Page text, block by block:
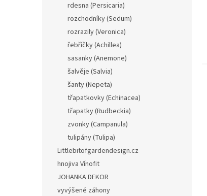
rdesna (Persicaria)
rozchodníky (Sedum)
rozrazily (Veronica)
řebříčky (Achillea)
sasanky (Anemone)
šalvěje (Salvia)
šanty (Nepeta)
třapatkovky (Echinacea)
třapatky (Rudbeckia)
zvonky (Campanula)
tulipány (Tulipa)
Littlebitofgardendesign.cz
hnojiva Vínofit
JOHANKA DEKOR
vyvýšené záhony